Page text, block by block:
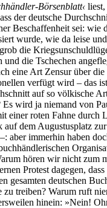
Börsenblatt‹ liest,
der deutsche
Beschaffenheit sei: wie
wurde, wie da leise
die
und die Tschechen
eine Art Zensur über die
verfügt wird – das
auf so völkische
wird ja niemand von
einer roten Fahne durch
dem Augustusplatz zur
aber immerhin haben
hören wir nicht zum
Protest dagegen, dass
gesamten deutschen
zu treiben? Warum ruft
hinein: »Nein!